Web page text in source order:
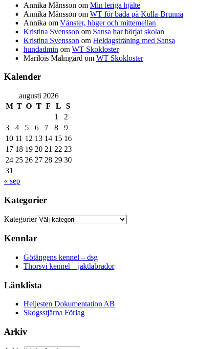
Annika Månsson om Min leriga hjälte
Annika Månsson om WT för båda på Kulla-Brunna
Annika om Vänster, höger och mittemellan
Kristina Svensson om Sansa har börjat skolan
Kristina Svensson om Heldagsträning med Sansa
hundadmin om WT Skokloster
Marilois Malmgård om WT Skokloster
Kalender
augusti 2026
M T O T F L
S
1
2
3
4 5 6 7 8
9
10 11 12 13 14 15 16
17 18 19 20 21 22 23
24 25 26 27 28 29 30
31
« sep
Kategorier
Kategorier
Kennlar
Götängens kennel – dsg
Thorsvi kennel – jaktlabrador
Länklista
Heljesten Dokumentation AB
Skogsstjärna Förlag
Arkiv